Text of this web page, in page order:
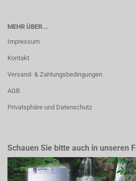
MEHR ÜBER...
Impressum
Kontakt
Versand- & Zahlungsbedingungen
AGB
Privatsphäre und Datenschutz
Schauen Sie bitte auch in unseren